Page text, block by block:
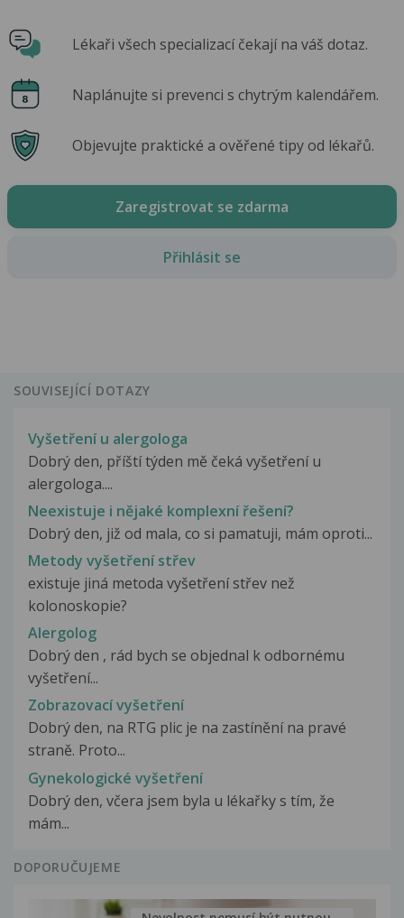
Lékaři všech specializací čekají na váš dotaz.
Naplánujte si prevenci s chytrým kalendářem.
Objevujte praktické a ověřené tipy od lékařů.
Zaregistrovat se zdarma
Přihlásit se
SOUVISEJÍCÍ DOTAZY
Vyšetření u alergologa
Dobrý den, příští týden mě čeká vyšetření u
alergologa....
Neexistuje i nějaké komplexní řešení?
Dobrý den, již od mala, co si pamatuji, mám oproti...
Metody vyšetření střev
existuje jiná metoda vyšetření střev než
kolonoskopie?
Alergolog
Dobrý den , rád bych se objednal k odbornému
vyšetření...
Zobrazovací vyšetření
Dobrý den, na RTG plic je na zastínění na pravé
straně. Proto...
Gynekologické vyšetření
Dobrý den, včera jsem byla u lékařky s tím, že
mám...
DOPORUČUJEME